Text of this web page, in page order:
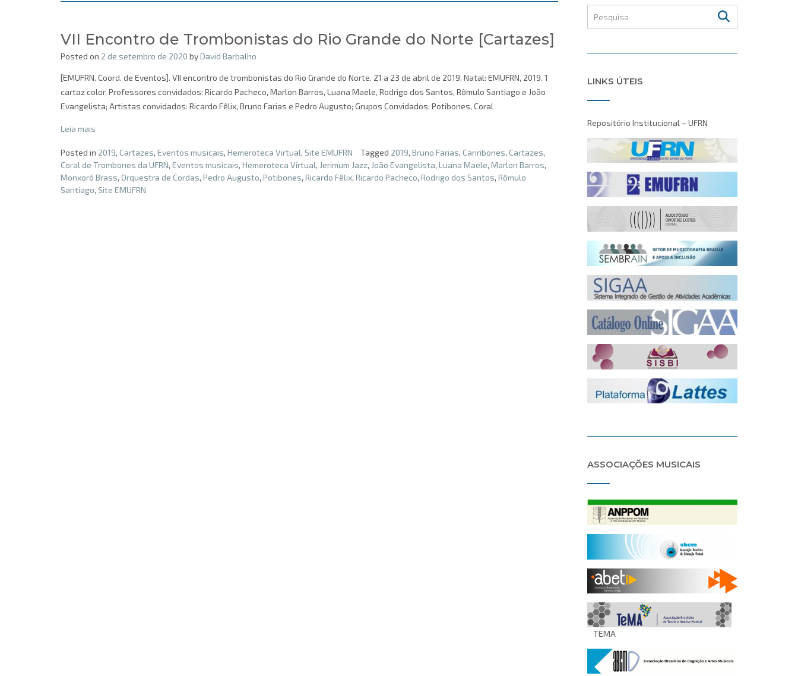
VII Encontro de Trombonistas do Rio Grande do Norte [Cartazes]
Posted on 2 de setembro de 2020 byDavid Barbalho
[EMUFRN. Coord. de Eventos]. VII encontro de trombonistas do Rio Grande do Norte. 21 a 23 de abril de 2019. Natal: EMUFRN, 2019. 1
cartaz color. Professores convidados: Ricardo Pacheco, Marlon Barros, Luana Maele, Rodrigo dos Santos, Rômulo Santiago e João
Evangelista; Artistas convidados: Ricardo Fêlix, Bruno Farias e Pedro Augusto; Grupos Convidados: Potibones, Coral
Leia mais
Posted in 2019, Cartazes, Eventos musicais, Hemeroteca Virtual, Site EMUFRN Tagged 2019, Bruno Farias, Cariribones, Cartazes,
Coral de Trombones da UFRN, Eventos musicais, Hemeroteca Virtual, Jerimum Jazz, João Evangelista, Luana Maele, Marlon Barros,
Monxoró Brass, Orquestra de Cordas, Pedro Augusto, Potibones, Ricardo Fêlix, Ricardo Pacheco, Rodrigo dos Santos, Rômulo
Santiago, Site EMUFRN
LINKS ÚTEIS
Repositório Institucional – UFRN
ASSOCIAÇÕES MUSICAIS
TEMA